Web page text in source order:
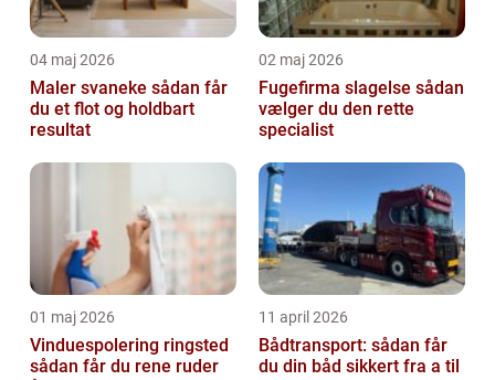
04 maj 2026
Maler svaneke sådan får
du et flot og holdbart
resultat
02 maj 2026
Fugefirma slagelse sådan
vælger du den rette
specialist
01 maj 2026
Vinduespolering ringsted
sådan får du rene ruder
11 april 2026
Bådtransport: sådan får
du din båd sikkert fra a til